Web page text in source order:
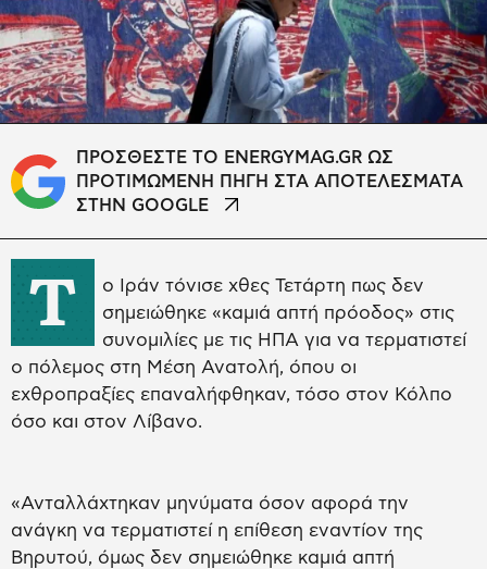
ΠΡΟΣΘΕΣΤΕ ΤΟ ENERGYMAG.GR ΩΣ
ΠΡΟΤΙΜΩΜΕΝΗ ΠΗΓΗ ΣΤΑ ΑΠΟΤΕΛΕΣΜΑΤΑ
ΣΤΗΝ GOOGLE
Τ
ο Ιράν τόνισε χθες Τετάρτη πως δεν
σημειώθηκε «καμιά απτή πρόοδος» στις
συνομιλίες με τις ΗΠΑ για να τερματιστεί
ο πόλεμος στη Μέση Ανατολή, όπου οι
εχθροπραξίες επαναλήφθηκαν, τόσο στον Κόλπο
όσο και στον Λίβανο.
«Ανταλλάχτηκαν μηνύματα όσον αφορά την
ανάγκη να τερματιστεί η επίθεση εναντίον της
Βηρυτού, όμως δεν σημειώθηκε καμιά απτή